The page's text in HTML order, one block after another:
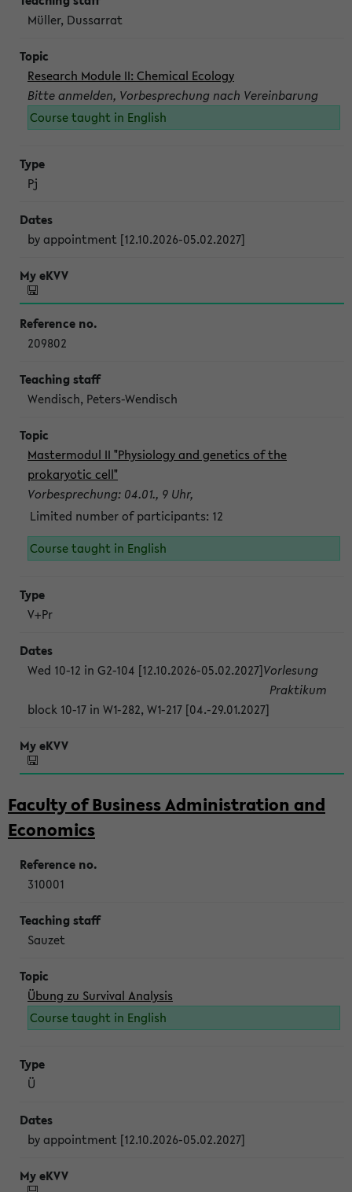
Müller, Dussarrat
Research Module II: Chemical Ecology
Bitte anmelden, Vorbesprechung nach Vereinbarung
Course taught in English
Pj
by appointment [12.10.2026-05.02.2027]
209802
Wendisch, Peters-Wendisch
Mastermodul II "Physiology and genetics of the
prokaryotic cell"
Vorbesprechung: 04.01., 9 Uhr,
Limited number of participants: 12
Course taught in English
V+Pr
Wed 10-12 in G2-104 [12.10.2026-05.02.2027]Vorlesung
block 10-17 in W1-282, W1-217 [04.-29.01.2027]
Praktikum
Faculty of Business Administration and
Economics
310001
Sauzet
Übung zu Survival Analysis
Course taught in English
Ü
by appointment [12.10.2026-05.02.2027]